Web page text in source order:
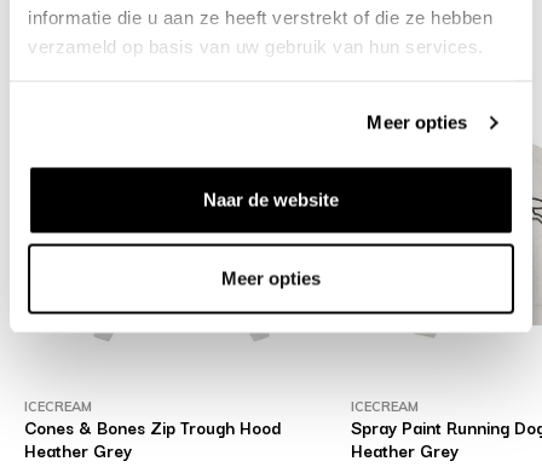
informatie die u aan ze heeft verstrekt of die ze hebben
verzameld op basis van uw gebruik van hun services.
Meer opties
Naar de website
Meer opties
Related products
ICECREAM
Cones & Bones Zip Trough Hood
Heather Grey
ICECREAM
Spray Paint Running
Heather Grey